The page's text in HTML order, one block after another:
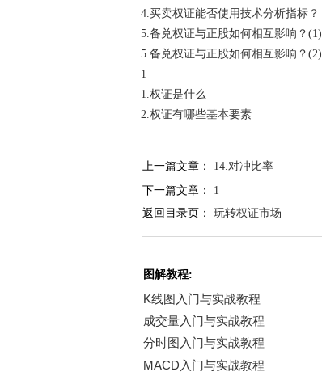
4.买卖权证能否使用技术分析指标？
5.备兑权证与正股如何相互影响？(1)
5.备兑权证与正股如何相互影响？(2)
1
1.权证是什么
2.权证有哪些基本要素
上一篇文章： 14.对冲比率
下一篇文章： 1
返回目录页： 玩转权证市场
图解教程: